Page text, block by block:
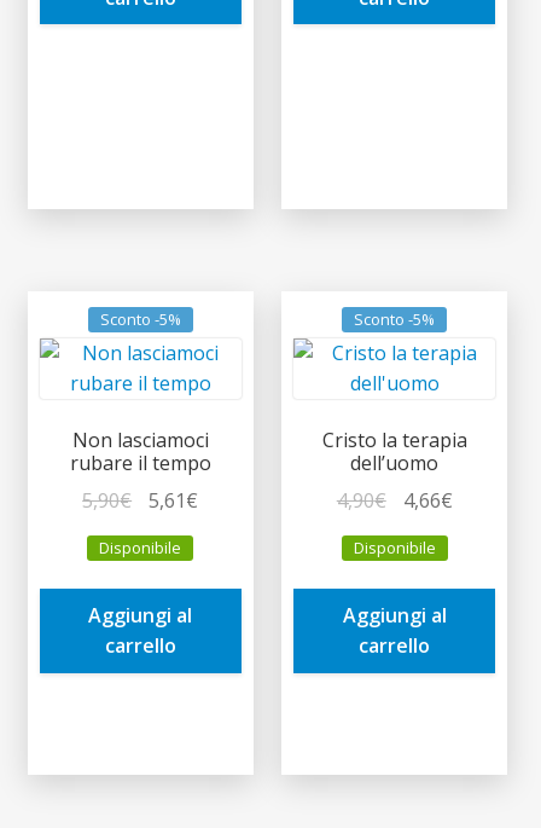
Sconto -5%
Non lasciamoci
rubare il tempo
5,90€
prezzo
originale
era:
5,90€.
5,61€
è:
Disponibile
Aggiungi al
carrello
Sconto -5%
Cristo la terapia
dell’uomo
4,90€
prezzo
originale
era:
4,90€.
4,66€Il
è:
Disponibile
Aggiungi al
carrello